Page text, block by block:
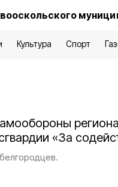
Культура Спорт
региона
«За